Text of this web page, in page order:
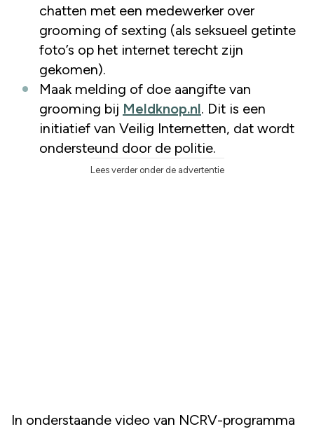
chatten met een medewerker over
grooming of sexting (als seksueel getinte
foto’s op het internet terecht zijn
gekomen).
Maak melding of doe aangifte van
grooming bij Meldknop.nl. Dit is een
initiatief van Veilig Internetten, dat wordt
ondersteund door de politie.
Lees verder onder de advertentie
In onderstaande video van NCRV-programma